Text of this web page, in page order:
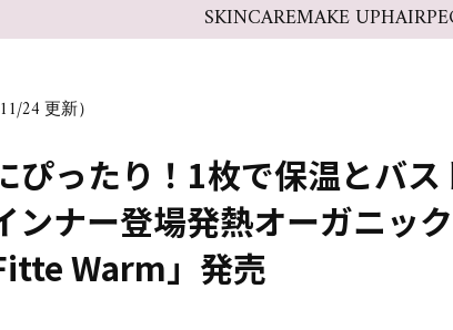
SKINCAREMAKE UPHAIR
24 更新）
ぴったり！1枚で保温とバ
ンナー登場発熱オーガニッ
Warm」発売